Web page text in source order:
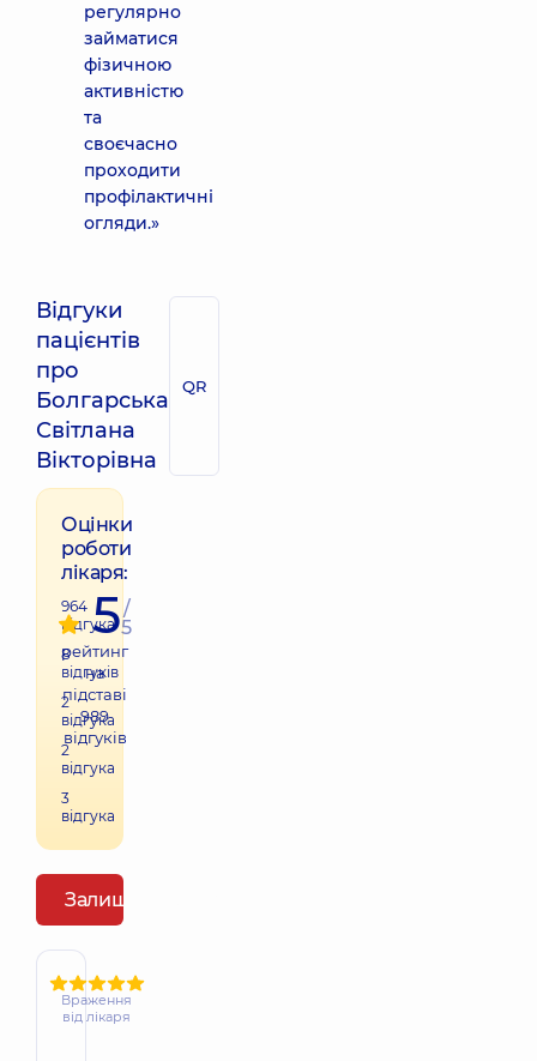
регулярно
займатися
фізичною
активністю
та
своєчасно
проходити
профілактичні
огляди.»
Відгуки
пацієнтів
про
Болгарська
Світлана
Вікторівна
QR
Оцінки
роботи
лікаря:
964
відгука
8
відгуків
2
відгука
2
відгука
3
відгука
5/
5
рейтинг
на
підставі
989
відгуків
Залишити відгук
Враження
від лікаря